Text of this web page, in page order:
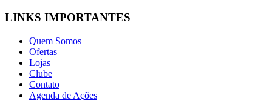
LINKS IMPORTANTES
Quem Somos
Ofertas
Lojas
Clube
Contato
Agenda de Ações